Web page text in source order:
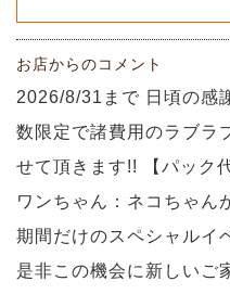
お店からのコメント
2026/8/31まで 日頃の感
数限定で諸費用のラブラ
せて頂きます!! 【パック
ワンちゃん：ネコちゃん
期間だけのスペシャルイ
是非この機会に新しいご